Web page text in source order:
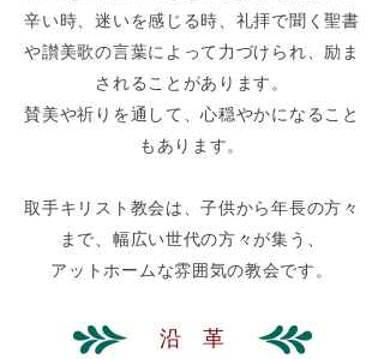
辛い時、迷いを感じる時、礼拝で聞く聖書
や讃美歌の言葉によって力づけられ、励ま
されることがあります。
賛美や祈りを通して、心穏やかになること
もあります。
取手キリスト教会は、子供から年長の方々
まで、幅広い世代の方々が集う、
アットホームな雰囲気の教会です。
​沿 革